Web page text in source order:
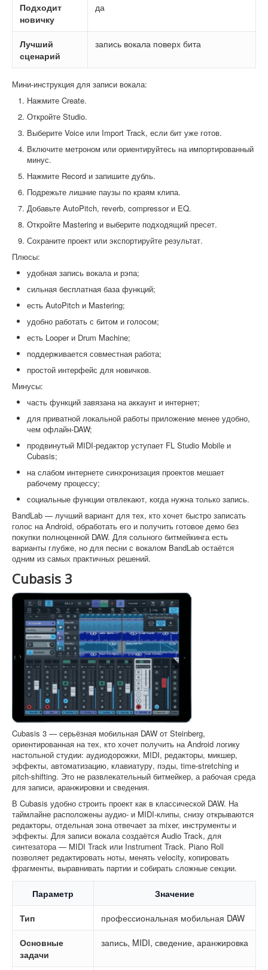
Подходит
новичку
да
Лучший
сценарий
запись вокала поверх бита
Мини-инструкция для записи вокала:
Нажмите Create.
Откройте Studio.
Выберите Voice или Import Track, если бит уже готов.
Включите метроном или ориентируйтесь на импортированный
минус.
Нажмите Record и запишите дубль.
Подрежьте лишние паузы по краям клипа.
Добавьте AutoPitch, reverb, compressor и EQ.
Откройте Mastering и выберите подходящий пресет.
Сохраните проект или экспортируйте результат.
Плюсы:
удобная запись вокала и рэпа;
сильная бесплатная база функций;
есть AutoPitch и Mastering;
удобно работать с битом и голосом;
есть Looper и Drum Machine;
поддерживается совместная работа;
простой интерфейс для новичков.
Минусы:
часть функций завязана на аккаунт и интернет;
для приватной локальной работы приложение менее удобно,
чем офлайн-DAW;
продвинутый MIDI-редактор уступает FL Studio Mobile и
Cubasis;
на слабом интернете синхронизация проектов мешает
рабочему процессу;
социальные функции отвлекают, когда нужна только запись.
BandLab — лучший вариант для тех, кто хочет быстро записать
голос на Android, обработать его и получить готовое демо без
покупки полноценной DAW. Для сольного битмейкинга есть
варианты глубже, но для песни с вокалом BandLab остаётся
одним из самых практичных решений.
Cubasis 3
Cubasis 3 — серьёзная мобильная DAW от Steinberg,
ориентированная на тех, кто хочет получить на Android логику
настольной студии: аудиодорожки, MIDI, редакторы, микшер,
эффекты, автоматизацию, клавиатуру, пэды, time-stretching и
pitch-shifting. Это не развлекательный битмейкер, а рабочая среда
для записи, аранжировки и сведения.
В Cubasis удобно строить проект как в классической DAW. На
таймлайне расположены аудио- и MIDI-клипы, снизу открываются
редакторы, отдельная зона отвечает за mixer, инструменты и
эффекты. Для записи вокала создаётся Audio Track, для
синтезатора — MIDI Track или Instrument Track. Piano Roll
позволяет редактировать ноты, менять velocity, копировать
фрагменты, выравнивать партии и собирать сложные секции.
Параметр Значение
Тип профессиональная мобильная DAW
Основные
задачи
запись, MIDI, сведение, аранжировка